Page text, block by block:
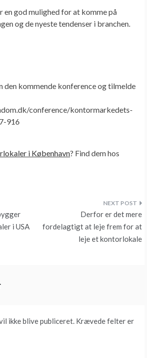
en god mulighed for at komme på
og de nyeste tendenser i branchen.
den kommende konference og tilmelde
conference/kontormarkedets-
916
i København? Find dem hos
i USA
Derfor er det mere
fordelagtigt at leje frem for at
leje et kontorlokale
ikke blive publiceret. Krævede felter er